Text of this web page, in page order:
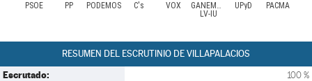
PSOE PP PODEMOS C's VOX
GANEMOS-
LV-IU
UPyD PACMA
RESUMEN DEL ESCRUTINIO DE VILLAPALACIOS
Escrutado: 100 %